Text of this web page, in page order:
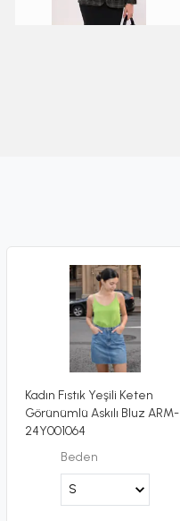
Kadın Fıstık Yeşili Keten
Görünümlü Askılı Bluz ARM-
24Y001064
Beden